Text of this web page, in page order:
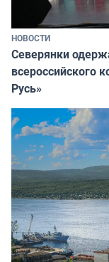
НОВОСТИ
Северянки
всероссийского
Русь»